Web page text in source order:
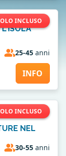
INCLUSO
L'ISOLA
25-45 anni
INFO
INCLUSO
NEL
30-55 anni